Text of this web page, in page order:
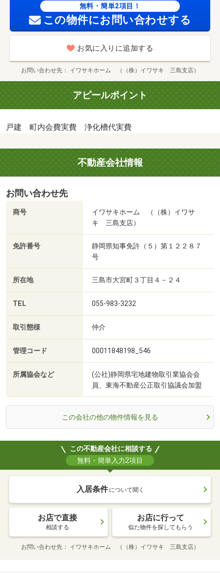
無料・簡単2項目！
この物件にお問い合わせする
お気に入りに追加する
お問い合わせ先 イワサキホーム （（株）イワサキ 三島支店）
アピールポイント
戸建 町内会費実費 浄化槽代実費
不動産会社情報
お問い合わせ先
商号
イワサキホーム （（株）イワサ
キ 三島支店）
免許番号
静岡県知事免許（５）第１２２８７
号
所在地 三島市大宮町３丁目４－２４
TEL 055-983-3232
取引態様 仲介
管理コード 00011848198_546
所属協会など
(公社)静岡県宅地建物取引業協会会
員、東海不動産公正取引協議会加盟
この会社の他の物件情報を見る
この不動産会社に相談する
無料・簡単入力2項目
入居条件 について聞く
お店で直接
相談する
お店に行って
似た物件を探してもらう
お問い合わせ先 イワサキホーム （（株）イワサキ 三島支店）